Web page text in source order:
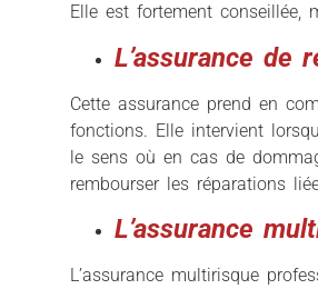
Elle est fortement conseillée,
L’assurance de
Cette assurance prend en
fonctions. Elle intervient
le sens où en cas de
rembourser les réparations
L’assurance
L’assurance multirisque